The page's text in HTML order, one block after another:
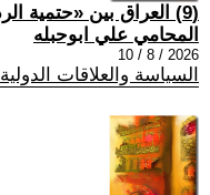
(9) العراق بين «حتمية الرد» وحسابات الدولة
المحامي علي ابوحبله
2026 / 8 / 10
السياسة والعلاقات الدولية